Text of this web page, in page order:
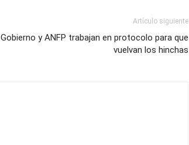
Artículo siguiente
Gobierno y ANFP trabajan en protocolo para que
vuelvan los hinchas